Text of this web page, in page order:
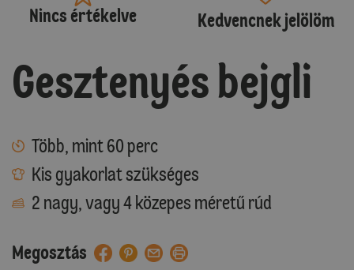
Nincs értékelve Kedvencnek jelölöm
Gesztenyés bejgli
Több, mint 60 perc
Kis gyakorlat szükséges
2 nagy, vagy 4 közepes méretű rúd
Megosztás